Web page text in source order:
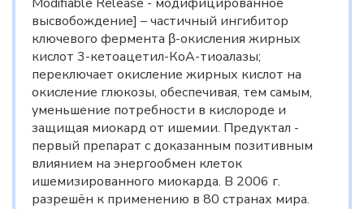
высвобождение] – частичный ингибитор
ключевого фермента β-окисления жирных
кислот 3-кетоацетил-КоА-тиоалазы;
переключает окисление жирных кислот на
окисление глюкозы, обеспечивая, тем самым,
уменьшение потребности в кислороде и
защищая миокард от ишемии. Предуктал -
первый препарат с доказанным позитивным
влиянием на энергообмен клеток
ишемизированного миокарда. В 2006 г.
разрешён к применению в 80 странах мира.